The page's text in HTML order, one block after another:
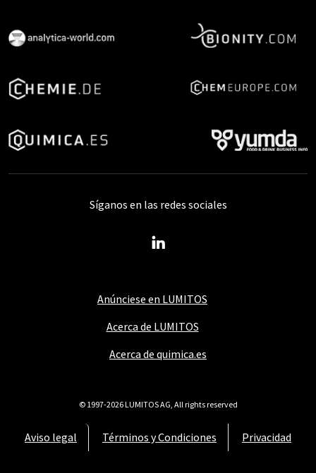
Anúnciese en LUMITOS
Acerca de LUMITOS
Acerca de quimica.es
Aviso legal Términos y Condiciones Privacidad
Síganos en las redes sociales
© 1997-2026 LUMITOS AG, All rights reserved